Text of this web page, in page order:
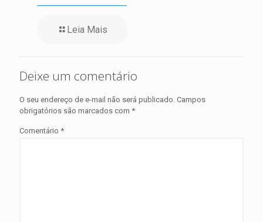
Leia Mais
Deixe um comentário
O seu endereço de e-mail não será publicado. Campos
obrigatórios são marcados com *
Comentário *